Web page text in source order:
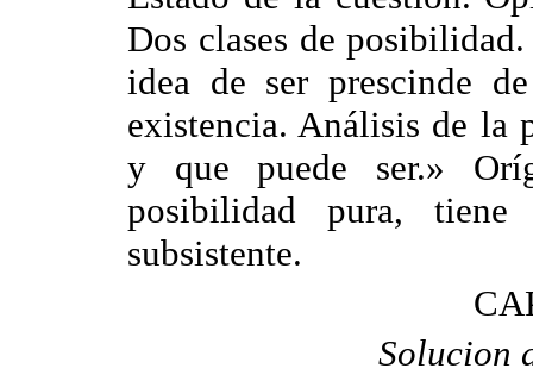
Dos clases de
idea de ser prescinde
existencia. Análisis de la
y que puede ser.»
posibilidad pura,
subsistente.
Solucion